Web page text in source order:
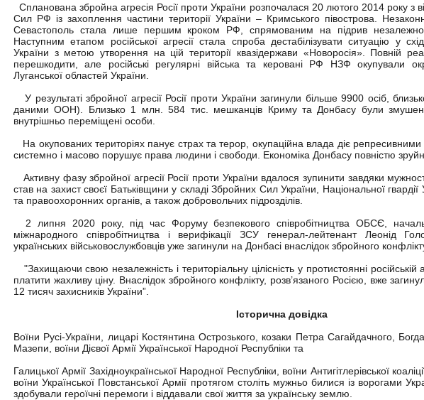
Спланована збройна агресія Росії проти України розпочалася 20 лютого 2014 року з
Сил РФ із захоплення частини території України – Кримського півострова.
Севастополь стала лише першим кроком РФ, спрямованим на підрив
Наступним етапом російської агресії стала спроба дестабілізувати ситуацію у
України з метою утворення на цій території квазідержави «Новоросія». Повній
перешкодити, але російські регулярні війська та керовані РФ НЗФ окупували
Луганської областей України.
У результаті збройної агресії Росії проти України загинули більше 9900 осіб,
даними ООН). Близько 1 млн. 584 тис. мешканців Криму та Донбасу були змушені
внутрішньо переміщені особи.
На окупованих територіях панує страх та терор, окупаційна влада діє
системно і масово порушує права людини і свободи. Економіка Донбасу повністю
Активну фазу збройної агресії Росії проти України вдалося зупинити завдяки
став на захист своєї Батьківщини у складі Збройних Сил України, Національної
та правоохоронних органів, а також добровольчих підрозділів.
2 липня 2020 року, під час Форуму безпекового співробітництва ОБСЄ,
міжнародного співробітництва і верифікації ЗСУ генерал-лейтенант Леонід
українських військовослужбовців уже загинули на Донбасі внаслідок збройного
"Захищаючи свою незалежність і територіальну цілісність у протистоянні
платити жахливу ціну. Внаслідок збройного конфлікту, розв’язаного Росією, вже
12 тисяч захисників України”.
Історична довідка
Воїни Русі-України, лицарі Костянтина Острозького, козаки Петра Сагайдачного,
Мазепи, воїни Дієвої Армії Української Народної Республіки та
Галицької Армії Західноукраїнської Народної Республіки, воїни Антигітлерівської
воїни Української Повстанської Армії протягом століть мужньо билися із ворогами
здобували героїчні перемоги і віддавали свої життя за українську землю.